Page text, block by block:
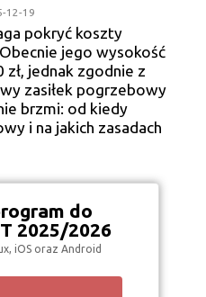
12-19
pokryć koszty
jego wysokość
jednak zgodnie z
zasiłek pogrzebowy
brzmi: od kiedy
i na jakich zasadach
do
2025/2026
iOS oraz Android